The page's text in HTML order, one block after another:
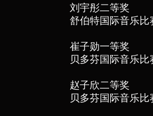
刘宇彤二等奖
舒伯特国际音乐比
崔子勋一等奖
贝多芬国际音乐比
赵子欣二等奖
贝多芬国际音乐比